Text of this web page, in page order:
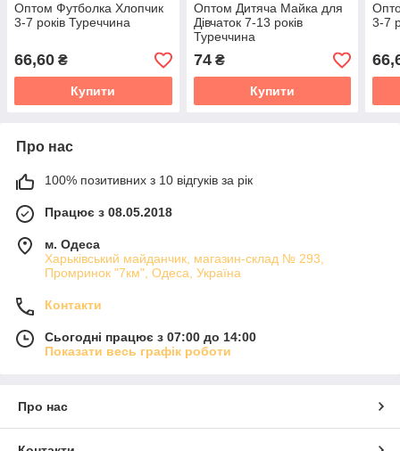
Оптом Футболка Хлопчик
3-7 років Туреччина
66,60 ₴
Купити
Оптом Дитяча Майка для
Дівчаток 7-13 років
Туреччина
74₴
Купити
3-7
Про нас
100% позитивних з 10 відгуків за рік
Працює з 08.05.2018
м. Одеса
Харьківський майданчик, магазин-склад № 293,
Промринок "7км", Одеса, Україна
Контакти
Сьогодні працює з 07:00 до 14:00
Показати весь графік роботи
Про нас